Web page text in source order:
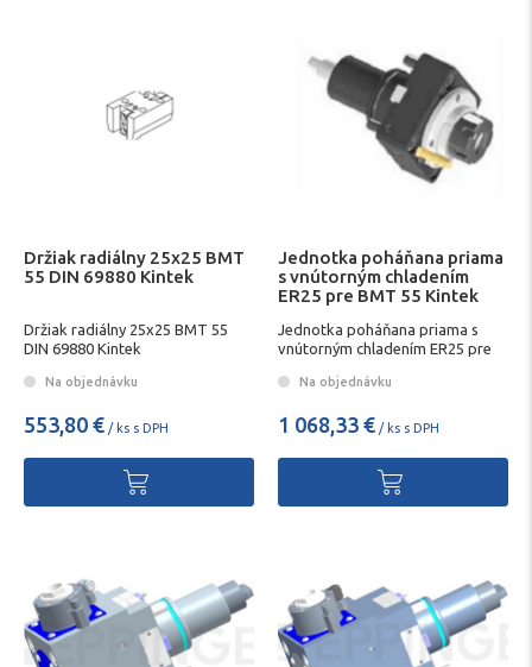
Držiak radiálny 25x25 BMT
55 DIN 69880 Kintek
Držiak radiálny 25x25 BMT 55
DIN 69880 Kintek
Na objednávku
553,80 € / ks s DPH
Jednotka poháňana priama
s vnútorným chladením
ER25 pre BMT 55 Kintek
Jednotka poháňana priama s
vnútorným chladením ER25 pre
Na objednávku
1 068,33 € / ks s DPH